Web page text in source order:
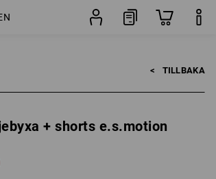
< TILLBAKA
+ shorts e.s.motion